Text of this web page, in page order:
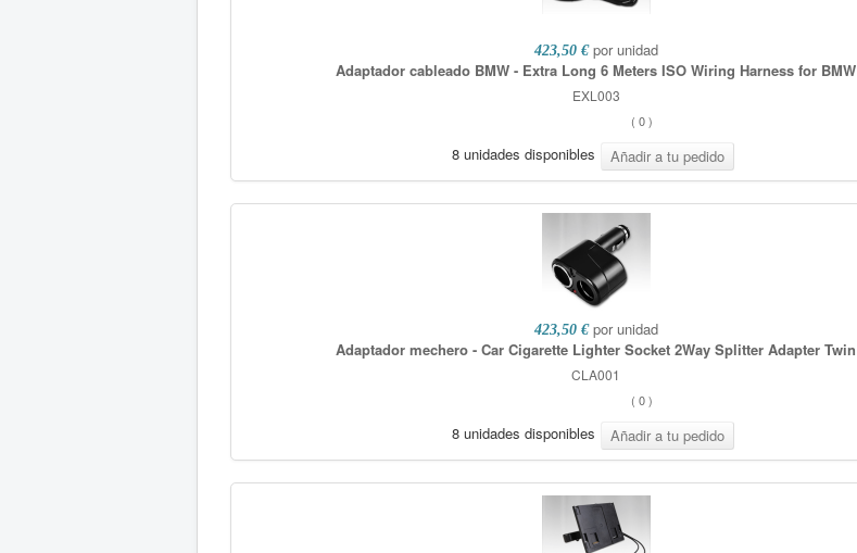
423,50 € por unidad
Adaptador cableado BMW - Extra Long 6 Meters ISO Wiring Harness for BMW
EXL003
( 0)
8 unidades disponibles
423,50 € por unidad
Adaptador mechero - Car Cigarette Lighter Socket 2Way Splitter Adapter Twin
CLA001
( 0)
8 unidades disponibles